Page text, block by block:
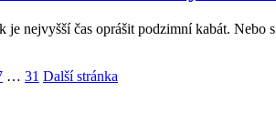
je nejvyšší čas oprášit podzimní kabát.
… 31 Další stránka